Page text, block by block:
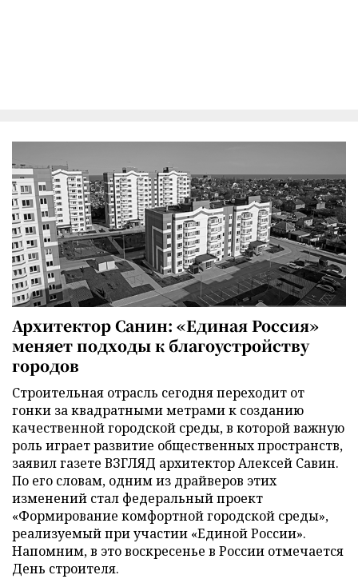
Архитектор Санин: «Единая Россия»
меняет подходы к благоустройству
городов
Строительная отрасль сегодня переходит от
гонки за квадратными метрами к созданию
качественной городской среды, в которой важную
роль играет развитие общественных пространств,
заявил газете ВЗГЛЯД архитектор Алексей Савин.
По его словам, одним из драйверов этих
изменений стал федеральный проект
«Формирование комфортной городской среды»,
реализуемый при участии «Единой России».
Напомним, в это воскресенье в России отмечается
День строителя.